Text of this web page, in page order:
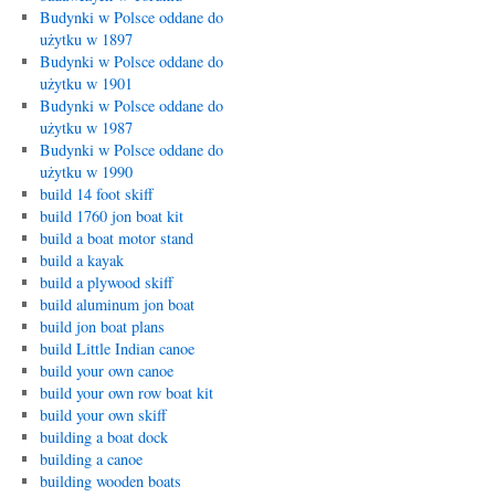
Budynki w Polsce oddane do
użytku w 1897
Budynki w Polsce oddane do
użytku w 1901
Budynki w Polsce oddane do
użytku w 1987
Budynki w Polsce oddane do
użytku w 1990
build 14 foot skiff
build 1760 jon boat kit
build a boat motor stand
build a kayak
build a plywood skiff
build aluminum jon boat
build jon boat plans
build Little Indian canoe
build your own canoe
build your own row boat kit
build your own skiff
building a boat dock
building a canoe
building wooden boats